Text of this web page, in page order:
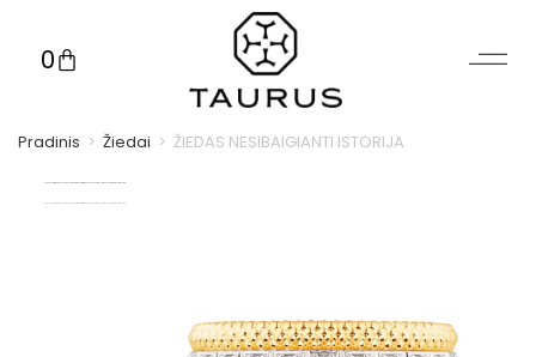
0
Pradinis > Žiedai > ŽIEDAS NESIBAIGIANTI ISTORIJA